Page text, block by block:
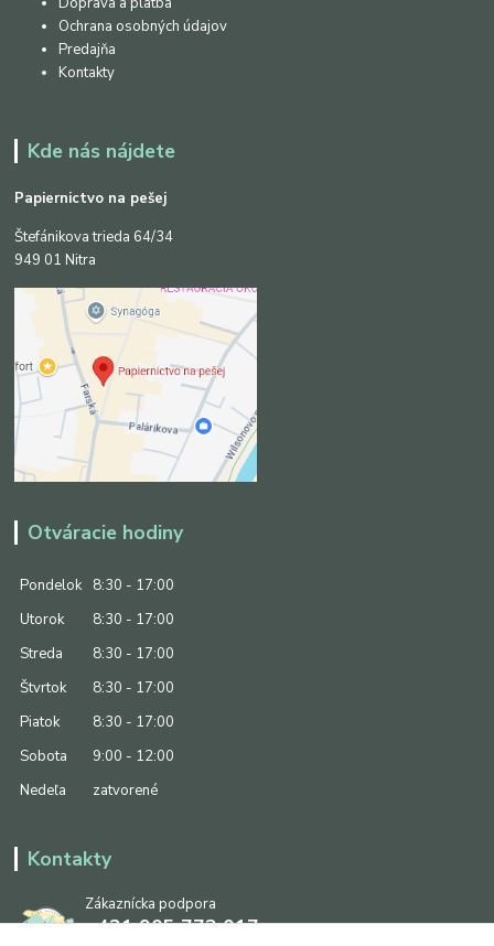
Ochrana osobných údajov
Predajňa
Kontakty
Kde nás nájdete
Papiernictvo na pešej
Štefánikova trieda 64/34
949 01 Nitra
Otváracie hodiny
Pondelok
8:30 - 17:00
Utorok
8:30 - 17:00
Streda
8:30 - 17:00
Štvrtok
8:30 - 17:00
Piatok
8:30 - 17:00
Sobota
9:00 - 12:00
Nedeľa
zatvorené
Kontakty
Zákaznícka podpora
+421 905 773 017